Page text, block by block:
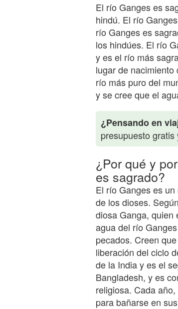
El río Ganges es
hindú. El río
río Ganges es
los hindúes. El río
y es el río más
lugar de
río más puro del
y se cree que el
¿Pensando en
presupuesto
¿Por qué y
es sagrado?
El río Ganges es
de los dioses.
diosa Ganga, quien
agua del río
pecados. Creen
liberación del ciclo
de la India y es el
Bangladesh, y es
religiosa. Cada
para bañarse en